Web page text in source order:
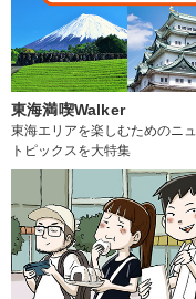
東海満喫Walker
東海エリアを楽しむためのニ
トピックスを大特集